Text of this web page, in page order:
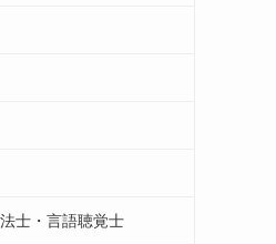
士・言語聴覚士